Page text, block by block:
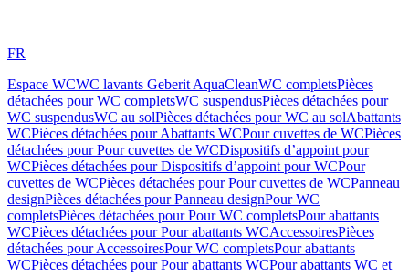
FR
Espace WCWC lavants Geberit AquaCleanWC completsPièces
détachées pour WC completsWC suspendusPièces détachées pour
WC suspendusWC au solPièces détachées pour WC au solAbattants
WCPièces détachées pour Abattants WCPour cuvettes de WCPièces
détachées pour Pour cuvettes de WCDispositifs d’appoint pour
WCPièces détachées pour Dispositifs d’appoint pour WCPour
cuvettes de WCPièces détachées pour Pour cuvettes de WCPanneau
designPièces détachées pour Panneau designPour WC
completsPièces détachées pour Pour WC completsPour abattants
WCPièces détachées pour Pour abattants WCAccessoiresPièces
détachées pour AccessoiresPour WC completsPour abattants
WCPièces détachées pour Pour abattants WCPour abattants WC et